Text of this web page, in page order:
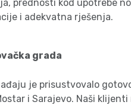
prednosti kod upotrebe
i adekvatna rješenja.
grada
je prisustvovalo
i Sarajevo. Naši